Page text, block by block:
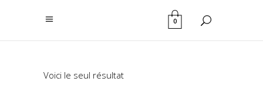
0
Voici le seul résultat